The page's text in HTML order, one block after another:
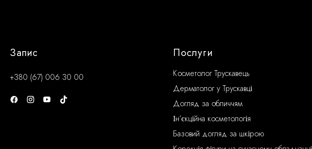
Запис
+380 (67) 006 30 00
Послуги
Косметолог Трускавець
Дерматолог у Трускавці
Догляд за обличчям
Ін’єкційна косметологія
Базовий догляд за шкірою